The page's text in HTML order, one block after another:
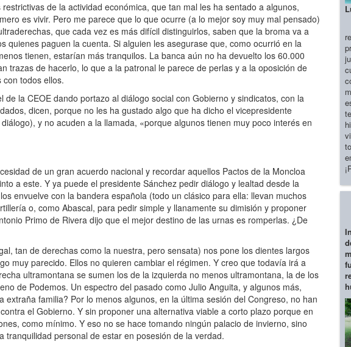
de la actividad económica, que tan mal les ha sentado a algunos,
es vivir. Pero me parece que lo que ocurre (a lo mejor soy muy mal pensado)
que cada vez es más difícil distinguirlos, saben que la broma va a
paguen la cuenta. Si alguien les asegurase que, como ocurrió en la
tienen, estarían más tranquilos. La banca aún no ha devuelto los 60.000
trazas de hacerlo, lo que a la patronal le parece de perlas y a la oposición de
todos ellos.
la CEOE dando portazo al diálogo social con Gobierno y sindicatos, con la
dicen, porque no les ha gustado algo que ha dicho el vicepresidente
y no acuden a la llamada, «porque algunos tienen muy poco interés en
de un gran acuerdo nacional y recordar aquellos Pactos de la Moncloa
a este. Y ya puede el presidente Sánchez pedir diálogo y lealtad desde la
envuelve con la bandera española (todo un clásico para ella: llevan muchos
o, como Abascal, para pedir simple y llanamente su dimisión y proponer
Primo de Rivera dijo que el mejor destino de las urnas es romperlas. ¿De
tan de derechas como la nuestra, pero sensata) nos pone los dientes largos
muy parecido. Ellos no quieren cambiar el régimen. Y creo que todavía irá a
ultramontana se sumen los de la izquierda no menos ultramontana, la de los
de Podemos. Un espectro del pasado como Julio Anguita, y algunos más,
familia? Por lo menos algunos, en la última sesión del Congreso, no han
el Gobierno. Y sin proponer una alternativa viable a corto plazo porque en
como mínimo. Y eso no se hace tomando ningún palacio de invierno, sino
personal de estar en posesión de la verdad.